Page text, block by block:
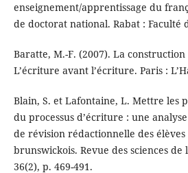
enseignement/apprentissage du
de doctorat national. Rabat : Faculté
Baratte, M.-F. (2007). La
L’écriture avant l’écriture. Paris :
Blain, S. et Lafontaine, L. Mettre les
du processus d’écriture : une
de révision rédactionnelle des élèves
brunswickois. Revue des sciences de
36(2), p. 469-491.